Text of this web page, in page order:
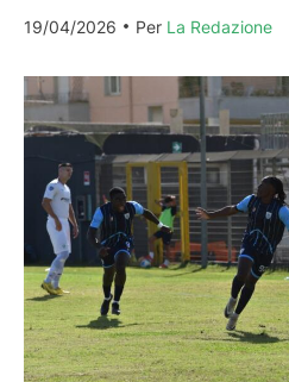
19/04/2026
Per La Redazione